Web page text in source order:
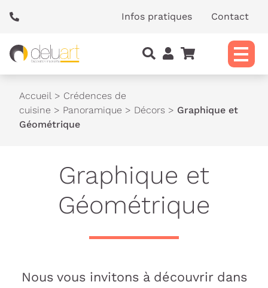
Infos pratiques Contact
Accueil > Crédences de
cuisine > Panoramique > Décors > Graphique et
Géométrique
Graphique et
Géométrique
Nous vous invitons à découvrir dans